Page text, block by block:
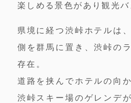
楽しめる景色があり観光バ
県境に経つ渋峠ホテルは
側を群馬に置き、渋峠の
存在。
道路を挟んでホテルの向
渋峠スキー場のゲレンデ